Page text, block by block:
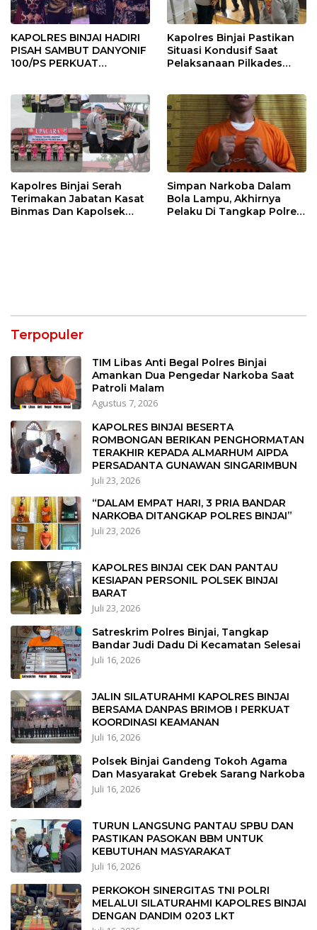
KAPOLRES BINJAI HADIRI
PISAH SAMBUT DANYONIF
100/PS PERKUAT
Kapolres Binjai Pastikan
Situasi Kondusif Saat
Pelaksanaan Pilkades
Kapolres Binjai Serah
Terimakan Jabatan Kasat
Binmas Dan Kapolsek
Simpan Narkoba Dalam
Bola Lampu, Akhirnya
Pelaku Di Tangkap Polres
Terpopuler
TIM Libas Anti Begal Polres Binjai
Amankan Dua Pengedar Narkoba Saat
Patroli Malam
Agustus 7, 2026
KAPOLRES BINJAI BESERTA
ROMBONGAN BERIKAN PENGHORMATAN
TERAKHIR KEPADA ALMARHUM AIPDA
PERSADANTA GUNAWAN SINGARIMBUN
Juli 23, 2026
“DALAM EMPAT HARI, 3 PRIA BANDAR
NARKOBA DITANGKAP POLRES BINJAI”
Juli 23, 2026
KAPOLRES BINJAI CEK DAN PANTAU
KESIAPAN PERSONIL POLSEK BINJAI
BARAT
Juli 23, 2026
Satreskrim Polres Binjai, Tangkap
Bandar Judi Dadu Di Kecamatan Selesai
Juli 16, 2026
JALIN SILATURAHMI KAPOLRES BINJAI
BERSAMA DANPAS BRIMOB I PERKUAT
KOORDINASI KEAMANAN
Juli 16, 2026
Polsek Binjai Gandeng Tokoh Agama
Dan Masyarakat Grebek Sarang Narkoba
Juli 16, 2026
TURUN LANGSUNG PANTAU SPBU DAN
PASTIKAN PASOKAN BBM UNTUK
KEBUTUHAN MASYARAKAT
Juli 16, 2026
PERKOKOH SINERGITAS TNI POLRI
MELALUI SILATURAHMI KAPOLRES BINJAI
DENGAN DANDIM 0203 LKT